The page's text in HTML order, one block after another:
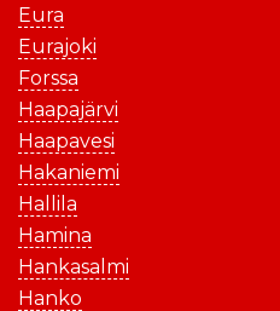
Eura
Eurajoki
Forssa
Haapajärvi
Haapavesi
Hakaniemi
Hallila
Hamina
Hankasalmi
Hanko